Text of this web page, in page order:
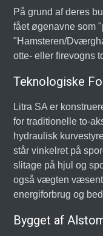
På grund af deres
fået øgenavne som
"Hamsteren/
otte- eller firevogns
Teknologiske
Litra SA er
for traditionelle to-
hydraulisk
står vinkelret på
slitage på hjul og
også vægten
energiforbrug og
Bygget af